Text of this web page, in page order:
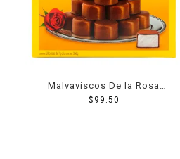
Malvaviscos De la Rosa
Bianchi cubiertos de
$ 99.50